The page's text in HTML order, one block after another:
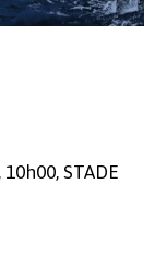
STADE